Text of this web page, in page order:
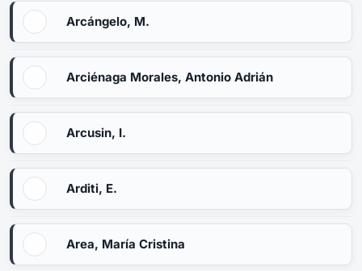
Arcángelo, M.
Arciénaga Morales, Antonio Adrián
Arcusin, I.
Arditi, E.
Area, María Cristina